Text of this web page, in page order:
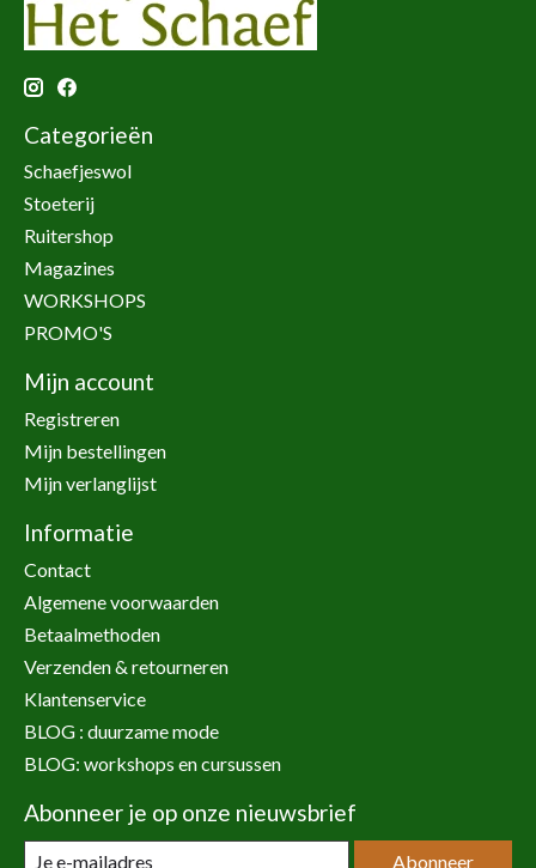
Categorieën
Schaefjeswol
Stoeterij
Ruitershop
Magazines
WORKSHOPS
PROMO'S
Mijn account
Registreren
Mijn bestellingen
Mijn verlanglijst
Informatie
Contact
Algemene voorwaarden
Betaalmethoden
Verzenden & retourneren
Klantenservice
BLOG : duurzame mode
BLOG: workshops en cursussen
Abonneer je op onze nieuwsbrief
Abonneer